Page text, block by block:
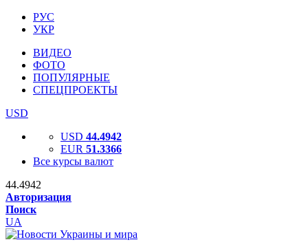
РУС
УКР
ВИДЕО
ФОТО
ПОПУЛЯРНЫЕ
СПЕЦПРОЕКТЫ
USD
USD 44.4942
EUR 51.3366
Все курсы валют
44.4942
Авторизация
Поиск
UA